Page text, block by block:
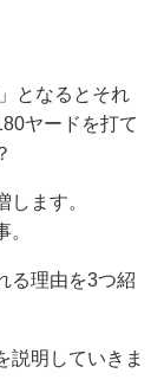
となるとそれ
ヤードを打て
ます。
る理由を3つ紹
説明していきま